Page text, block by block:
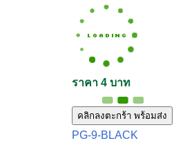
ราคา 4 บาท
คลิกลงตะกร้า พร้อมส่ง
PG-9-BLACK